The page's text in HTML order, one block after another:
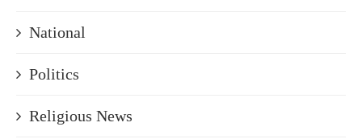
National
Politics
Religious News